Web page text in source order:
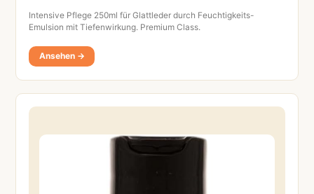
Intensive Pflege 250ml für Glattleder durch Feuchtigkeits-
Emulsion mit Tiefenwirkung. Premium Class.
Ansehen →